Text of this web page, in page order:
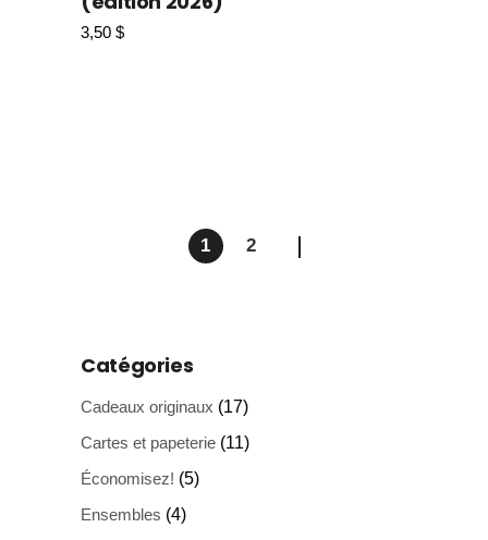
3,50 $
1 2
Catégories
Cadeaux originaux (17)
Cartes et papeterie (11)
Économisez! (5)
Ensembles (4)